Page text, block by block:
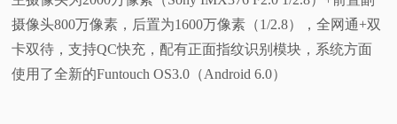
频
科
摄像头800万像素，后置为1600万像素（1/2.8），全网通+双
卡双待，支持QC快充，配有正面指纹识别模块，系统方面
使用了全新的Funtouch OS3.0（Android 6.0）